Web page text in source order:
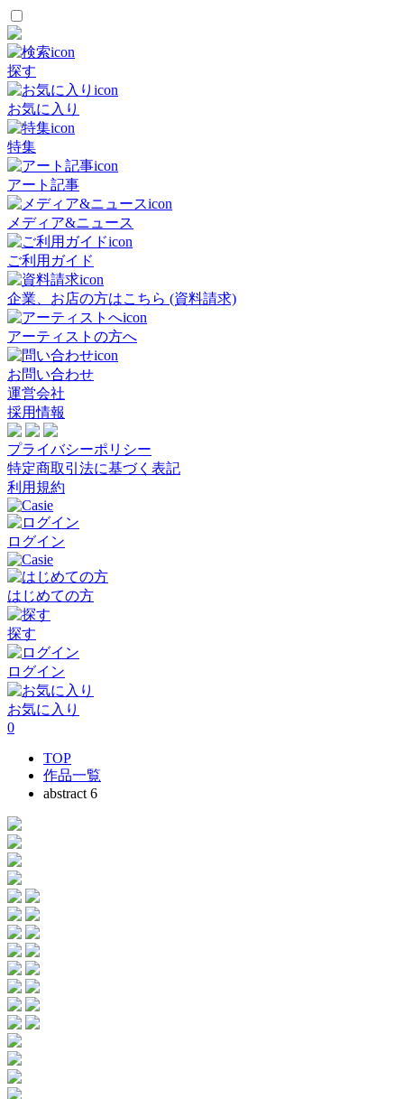
探す
お気に入り
特集
アート記事
メディア&ニュース
ご利用ガイド
企業、お店の方はこちら (資料請求)
アーティストの方へ
お問い合わせ
運営会社
採用情報
プライバシーポリシー
特定商取引法に基づく表記
利用規約
ログイン
はじめての方
探す
ログイン
お気に入り
0
TOP
作品一覧
abstract 6